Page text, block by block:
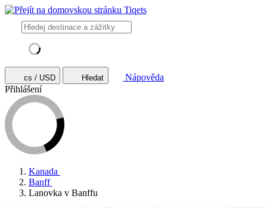
cs / USD Hledat
Nápověda
Přihlášení
Kanada
Banff
Lanovka v Banffu